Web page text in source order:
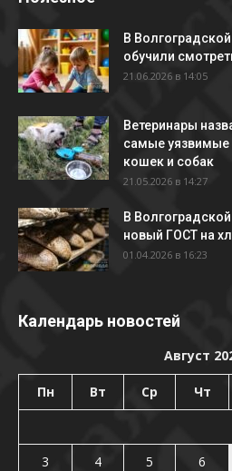
В
обучили
21.06.2026 в 14:05
Ветеринары
самые
кошек и собак
21.05.2026 в 14:27
В
новый ГОСТ на
01.04.2026 в 16:23
Календарь новостей
Август
Пн Вт Ср Чт
3
4 5 6